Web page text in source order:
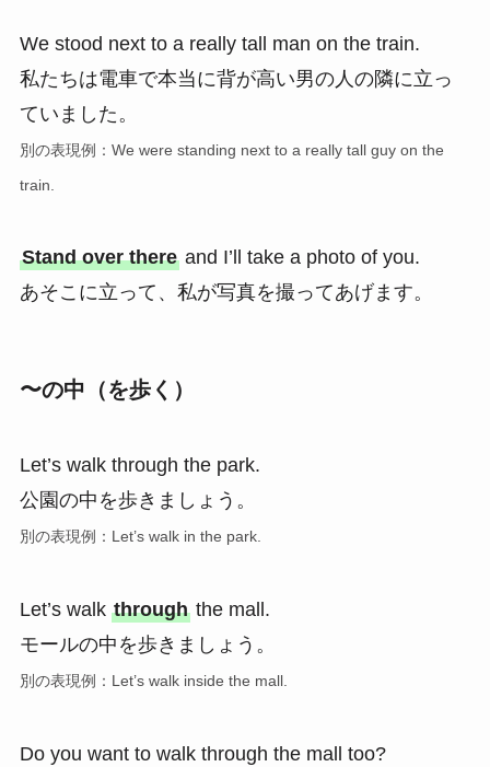
We stood next to a really tall man on the train.
私たちは電車で本当に背が高い男の人の隣に立っ
ていました。
別の表現例：We were standing next to a really tall guy on the
train.
Stand over thereand I’ll take a photo of you.
あそこに立って、私が写真を撮ってあげます。
〜の中（を歩く）
Let’s walk through the park.
公園の中を歩きましょう。
別の表現例：Let’s walk in the park.
Let’s walk throughthe mall.
モールの中を歩きましょう。
別の表現例：Let’s walk inside the mall.
Do you want to walk through the mall too?